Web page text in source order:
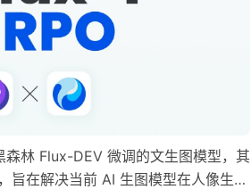
林 Flux-DEV 微调的文生图模型，其
在解决当前 AI 生图模型在人像生成